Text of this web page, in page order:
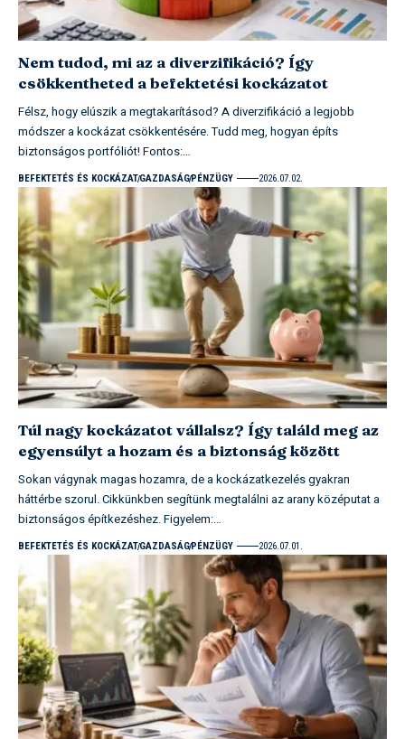
Nem tudod, mi az a diverzifikáció? Így
csökkentheted a befektetési kockázatot
Félsz, hogy elúszik a megtakarításod? A diverzifikáció a legjobb
módszer a kockázat csökkentésére. Tudd meg, hogyan építs
biztonságos portfóliót! Fontos:…
BEFEKTETÉS ÉS KOCKÁZATGAZDASÁGPÉNZÜGY 2026.07.02.
Túl nagy kockázatot vállalsz? Így találd meg az
egyensúlyt a hozam és a biztonság között
Sokan vágynak magas hozamra, de a kockázatkezelés gyakran
háttérbe szorul. Cikkünkben segítünk megtalálni az arany középutat a
biztonságos építkezéshez. Figyelem:…
BEFEKTETÉS ÉS KOCKÁZATGAZDASÁGPÉNZÜGY 2026.07.01.